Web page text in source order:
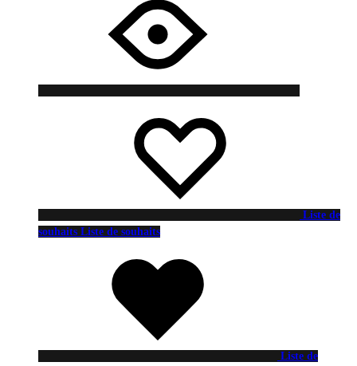
Liste de
souhaits Liste de souhaits
Liste de